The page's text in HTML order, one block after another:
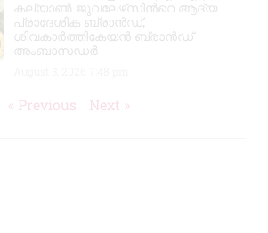
കല്യാണ്‍ ജുവലേഴ്‌സിന്‍റെ ആദ്യ
പ്രാദേശിക ബ്രാന്‍ഡ്,
ശിവകാര്‍ത്തികേയന്‍ ബ്രാന്‍ഡ്
അംബാസഡര്‍
« Previous Next »